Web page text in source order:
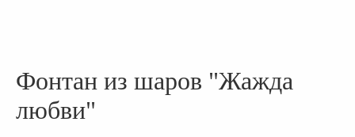
Фонтан из шаров "Жажда
любви"